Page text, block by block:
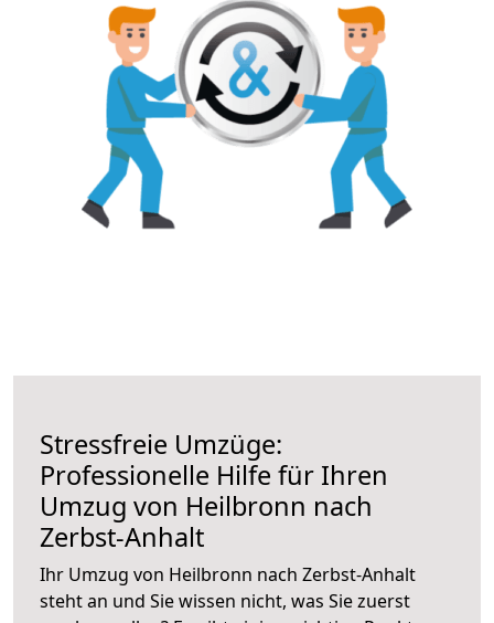
Stressfreie Umzüge:
Professionelle Hilfe für Ihren
Umzug von Heilbronn nach
Zerbst-Anhalt
Ihr Umzug von Heilbronn nach Zerbst-Anhalt
steht an und Sie wissen nicht, was Sie zuerst